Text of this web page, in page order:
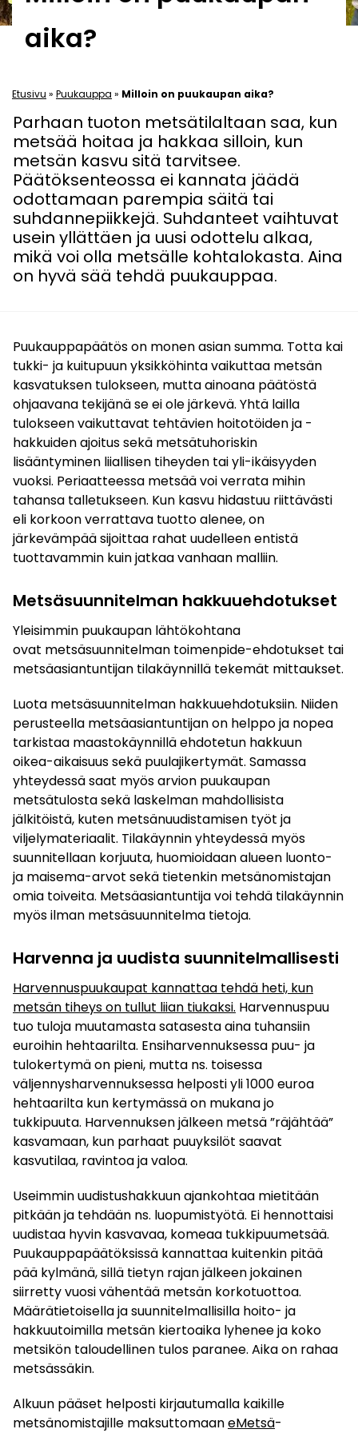
aika?
Etusivu » Puukauppa » Milloin on puukaupan aika?
Parhaan tuoton metsätilaltaan saa, kun
metsää hoitaa ja hakkaa silloin, kun
metsän kasvu sitä tarvitsee.
Päätöksenteossa ei kannata jäädä
odottamaan parempia säitä tai
suhdannepiikkejä. Suhdanteet vaihtuvat
usein yllättäen ja uusi odottelu alkaa,
mikä voi olla metsälle kohtalokasta. Aina
on hyvä sää tehdä puukauppaa.
Puukauppapäätös on monen asian summa. Totta kai
tukki- ja kuitupuun yksikköhinta vaikuttaa metsän
kasvatuksen tulokseen, mutta ainoana päätöstä
ohjaavana tekijänä se ei ole järkevä. Yhtä lailla
tulokseen vaikuttavat tehtävien hoitotöiden ja -
hakkuiden ajoitus sekä metsätuhoriskin
lisääntyminen liiallisen tiheyden tai yli-ikäisyyden
vuoksi. Periaatteessa metsää voi verrata mihin
tahansa talletukseen. Kun kasvu hidastuu riittävästi
eli korkoon verrattava tuotto alenee, on
järkevämpää sijoittaa rahat uudelleen entistä
tuottavammin kuin jatkaa vanhaan malliin.
Metsäsuunnitelman hakkuuehdotukset
Yleisimmin puukaupan lähtökohtana
ovat metsäsuunnitelman toimenpide-ehdotukset tai
metsäasiantuntijan tilakäynnillä tekemät mittaukset.
Luota metsäsuunnitelman hakkuuehdotuksiin. Niiden
perusteella metsäasiantuntijan on helppo ja nopea
tarkistaa maastokäynnillä ehdotetun hakkuun
oikea-aikaisuus sekä puulajikertymät. Samassa
yhteydessä saat myös arvion puukaupan
metsätulosta sekä laskelman mahdollisista
jälkitöistä, kuten metsänuudistamisen työt ja
viljelymateriaalit. Tilakäynnin yhteydessä myös
suunnitellaan korjuuta, huomioidaan alueen luonto-
ja maisema-arvot sekä tietenkin metsänomistajan
omia toiveita. Metsäasiantuntija voi tehdä tilakäynnin
myös ilman metsäsuunnitelma tietoja.
Harvenna ja uudista suunnitelmallisesti
Harvennuspuukaupat kannattaa tehdä heti, kun
metsän tiheys on tullut liian tiukaksi. Harvennuspuu
tuo tuloja muutamasta satasesta aina tuhansiin
euroihin hehtaarilta. Ensiharvennuksessa puu- ja
tulokertymä on pieni, mutta ns. toisessa
väljennysharvennuksessa helposti yli 1000 euroa
hehtaarilta kun kertymässä on mukana jo
tukkipuuta. Harvennuksen jälkeen metsä ”räjähtää”
kasvamaan, kun parhaat puuyksilöt saavat
kasvutilaa, ravintoa ja valoa.
Useimmin uudistushakkuun ajankohtaa mietitään
pitkään ja tehdään ns. luopumistyötä. Ei hennottaisi
uudistaa hyvin kasvavaa, komeaa tukkipuumetsää.
Puukauppapäätöksissä kannattaa kuitenkin pitää
pää kylmänä, sillä tietyn rajan jälkeen jokainen
siirretty vuosi vähentää metsän korkotuottoa.
Määrätietoisella ja suunnitelmallisilla hoito- ja
hakkuutoimilla metsän kiertoaika lyhenee ja koko
metsikön taloudellinen tulos paranee. Aika on rahaa
metsässäkin.
Alkuun pääset helposti kirjautumalla kaikille
metsänomistajille maksuttomaaneMetsä-